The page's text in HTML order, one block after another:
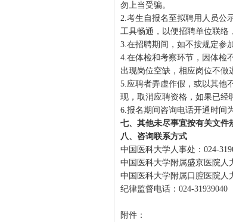
勿上当受骗。
2.考生自报名至拟聘用人员公
工具畅通，以便招聘单位联络
3.在招聘期间，如不按规定参
4.在体检和考察环节，因体检
出现岗位空缺，相应岗位不做
5.应聘者弄虚作假，或以其他
现，取消应聘资格，如果已经
6.报名期间咨询电话开通时间
七、其他未尽事宜按有关文件
八、咨询联系方式
中国医科大学人事处：024-
中国医科大学附属盛京医院人
中国医科大学附属口腔医院人
纪律监督电话：024-31939040
附件：